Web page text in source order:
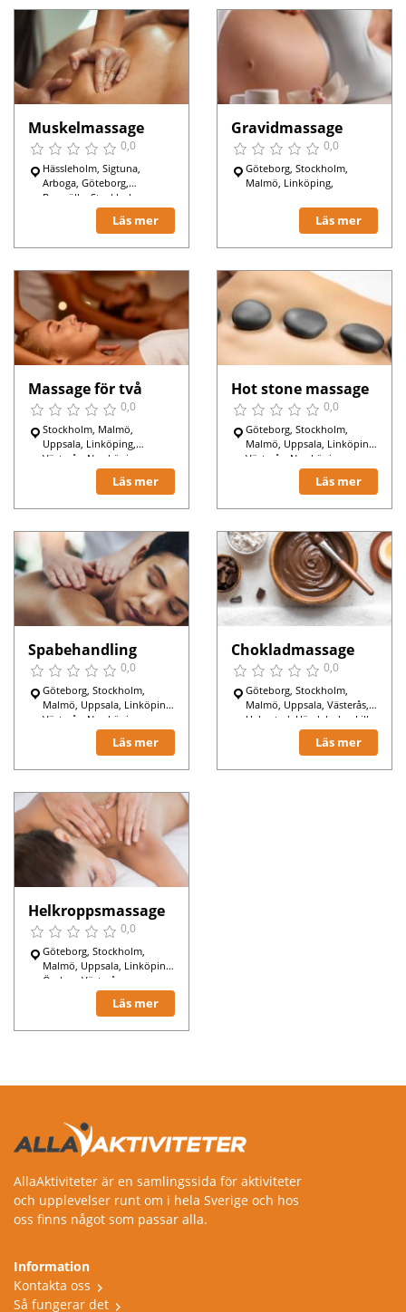
Muskelmassage
0,0
Hässleholm, Sigtuna,
Arboga, Göteborg,
Bromölla, Stockholm,
Härnösand, Malmö,
Kristinehamn, Örebro,
Växjö, Karlstad, Luleå,
Varberg, Skövde,
Läs mer
Gravidmassage
0,0
Göteborg, Stockholm,
Malmö, Linköping,
Läs mer
Massage för två
0,0
Stockholm, Malmö,
Uppsala, Linköping,
Västerås, Norrköping,
Trollhättan, Hässleholm,
Läs mer
Hot stone massage
0,0
Göteborg, Stockholm,
Malmö, Uppsala, Linköping,
Västerås, Norrköping,
Trollhättan, Hässleholm,
Läs mer
Spabehandling
0,0
Göteborg, Stockholm,
Malmö, Uppsala, Linköping,
Västerås, Norrköping,
Sundbyberg, Lilla Edet,
Läs mer
Chokladmassage
0,0
Göteborg, Stockholm,
Malmö, Uppsala, Västerås,
Halmstad, Hässleholm, Lilla
Läs mer
Helkroppsmassage
0,0
Göteborg, Stockholm,
Malmö, Uppsala, Linköping,
Örebro, Västerås,
Norrköping, Trollhättan,
Sundbyberg, Hässleholm,
Läs mer
AllaAktiviteter är en samlingssida för aktiviteter
och upplevelser runt om i hela Sverige och hos
oss finns något som passar alla.
Information
Kontakta oss
Så fungerar det